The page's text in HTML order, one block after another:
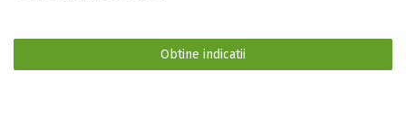
Obtine indicatii